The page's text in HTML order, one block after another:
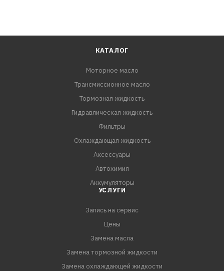
КАТАЛОГ
Моторное масло
Трансмиссионное масло
Тормозная жидкость
Гидравлическая жидкость
Фильтры
Охлаждающая жидкость
Аксессуары
Автохимия
Аккумуляторы
УСЛУГИ
Запись на сервис
Цены
Замена масла
Замена тормозной жидкости
Замена охлаждающей жидкости